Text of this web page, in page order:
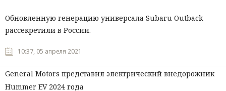
Обновленную генерацию универсала Subaru Outback
рассекретили в России.
10:37, 05 апреля 2021
General Motors представил электрический внедорожник
Hummer EV 2024 года